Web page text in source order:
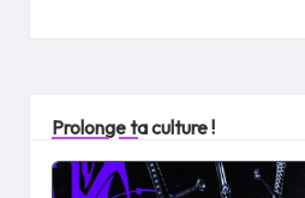
Prolonge ta culture !